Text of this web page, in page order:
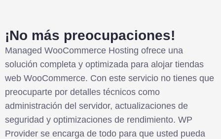
¡No más preocupaciones!
Managed WooCommerce Hosting ofrece una
solución completa y optimizada para alojar tiendas
web WooCommerce. Con este servicio no tienes que
preocuparte por detalles técnicos como
administración del servidor, actualizaciones de
seguridad y optimizaciones de rendimiento. WP
Provider se encarga de todo para que usted pueda